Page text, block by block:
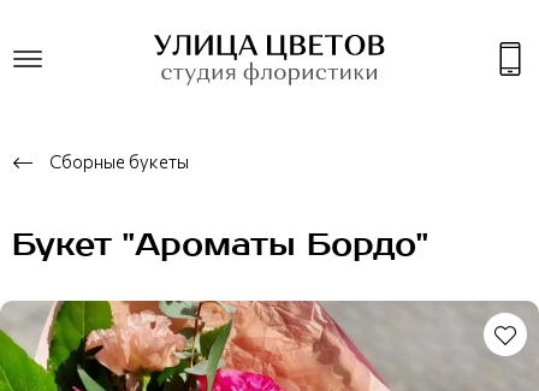
Сборные букеты
Букет "Ароматы Бордо"